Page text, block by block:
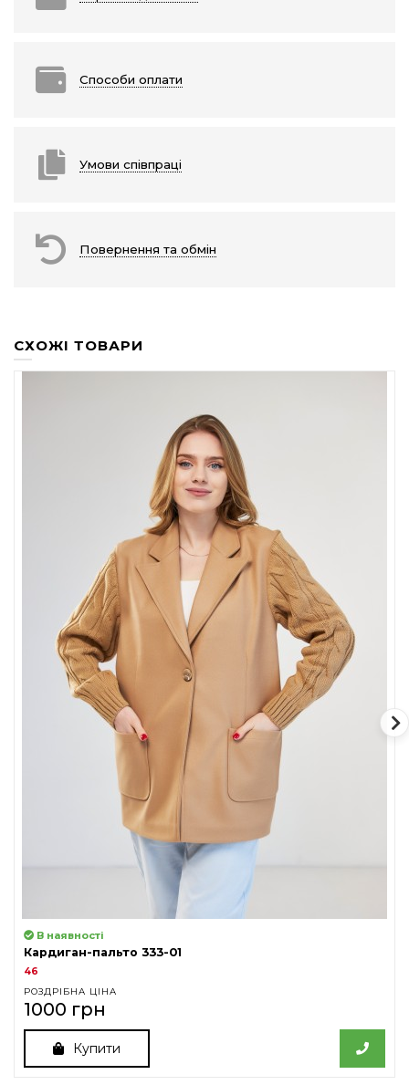
Способи оплати
Умови співпраці
Повернення та обмін
СХОЖІ ТОВАРИ
В наявності
Кардиган-пальто 333-01
46
РОЗДРІБНА ЦІНА
1000 грн
Купити